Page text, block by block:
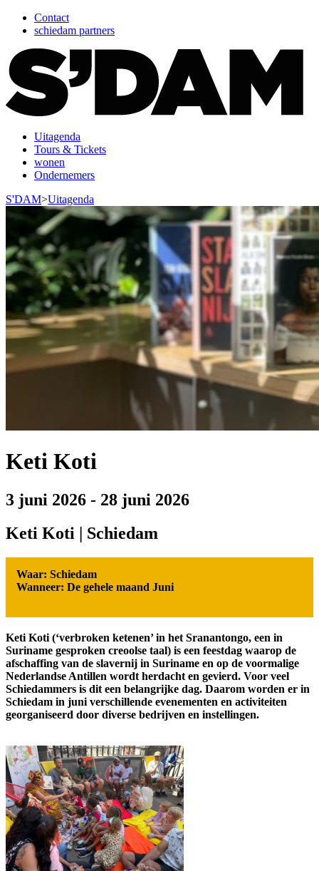
Contact
schiedam partners
Uitagenda
Tours & Tickets
wonen
Ondernemers
S'DAM>Uitagenda
Keti Koti
3 juni 2026 - 28 juni 2026
Keti Koti | Schiedam
Waar: Schiedam
Wanneer: De gehele maand Juni
Keti Koti (‘verbroken ketenen’ in het Sranantongo, een in
Suriname gesproken creoolse taal) is een feestdag waarop de
afschaffing van de slavernij in Suriname en op de voormalige
Nederlandse Antillen wordt herdacht en gevierd. Voor veel
Schiedammers is dit een belangrijke dag. Daarom worden er in
Schiedam in juni verschillende evenementen en activiteiten
georganiseerd door diverse bedrijven en instellingen.